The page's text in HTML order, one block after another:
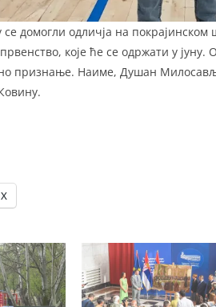
се домогли одличја на
које ће се одржати у
признање. Наиме, Душан
X